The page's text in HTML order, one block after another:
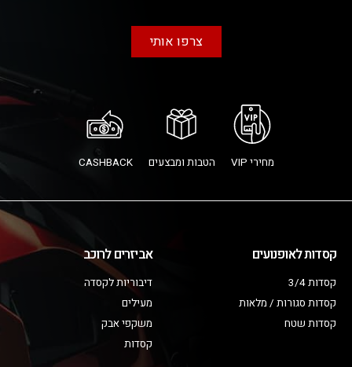
צרפו אותי
מחירי VIP הטבות ומבצעים CASHBACK
קסדות לאופנועים
קסדות 3/4
קסדות סגורות / מלאות
קסדות שטח
אביזרים לרוכב
דיבוריות לקסדה
מעילים
משקפי אבק
קסדות